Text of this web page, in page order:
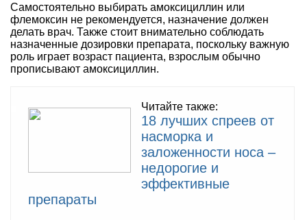
Самостоятельно выбирать амоксициллин или
флемоксин не рекомендуется, назначение должен
делать врач. Также стоит внимательно соблюдать
назначенные дозировки препарата, поскольку важную
роль играет возраст пациента, взрослым обычно
прописывают амоксициллин.
Читайте также:
18 лучших спреев от
насморка и
заложенности носа –
недорогие и
эффективные
препараты